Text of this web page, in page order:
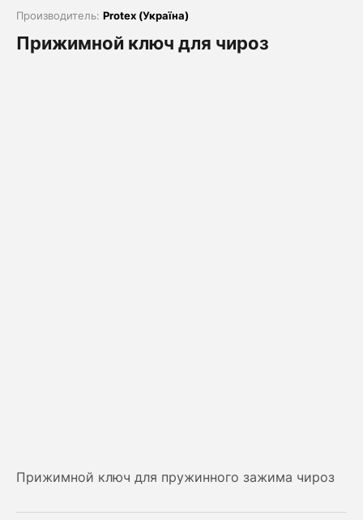
Производитель: Protex (Україна)
Прижимной ключ для чироз
Прижимной ключ для пружинного зажима чироз